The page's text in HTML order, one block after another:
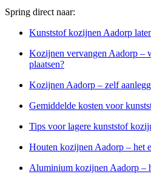
Spring direct naar:
Kunststof kozijnen Aadorp
Kozijnen vervangen Aadorp –
plaatsen?
Kozijnen Aadorp – zelf
Gemiddelde kosten voor
Tips voor lagere kunststof
Houten kozijnen Aadorp – het
Aluminium kozijnen Aadorp –